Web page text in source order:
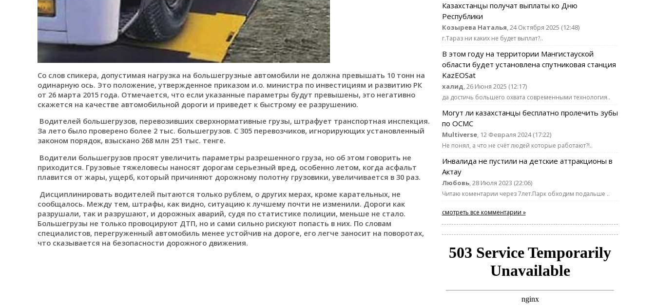
Со слов спикера, допустимая нагрузка на большегрузные автомобили не должна превышать 10 тонн на
одинарную ось. Это положение, утвержденное приказом и.о. министра по инвестициям и развитию РК
от 26 марта 2015 года. Отмечается, что если указанные параметры будут превышены, это негативно
скажется на качестве автомобильной дороги и приведет к быстрому ее разрушению.
Водителей большегрузов, перевозивших сверхнормативные грузы, штрафует транспортная инспекция.
За лето было проверено более 2 тыс. большегрузов. С 305 перевозчиков, игнорирующих установленный
законом порядок, взыскано 268 млн 251 тыс. тенге.
Водители большегрузов просят увеличить параметры разрешенного груза, но об этом говорить не
приходится. Грузовые тяжеловесы наносят дорогам серьезный вред, особенно летом, когда асфальт
плавится от жары, ущерб, который причиняют дорожному полотну грузовики, увеличивается в 30 раз.
Дисциплинировать водителей пытаются только рублем, о других мерах, кроме карательных, не
сообщалось. Между тем, штрафы, как видно, ситуацию к лучшему почти не изменили. Дороги как
разрушали, так и разрушают, и дорожных аварий, судя по статистике полиции, меньше не стало.
Большегрузы не только провоцируют ДТП, но и сами сильно рискуют попасть в них. По словам
специалистов, перегруженный автомобиль менее устойчив на дороге, его легче заносит на поворотах,
что сказывается на безопасности дорожного движения.
Казахстанцы получат выплаты ко Дню
Республики
Козырева Наталья, 24 Октября 2025 (12:48)
г.Тараз ни каких не будет выплат?..
В этом году на территории Мангистауской
области будет установлена спутниковая станция
KazEOSat
халид, 26 Июня 2025 (12:17)
да достичь большего охвата современными технология..
Могут ли казахстанцы бесплатно пролечить зубы
по ОСМС
Multiverse, 12 Февраля 2024 (17:22)
Не понял, а что не счёт людей которые работают?!..
Инвалида не пустили на детские аттракционы в
Актау
Любовь, 28 Июля 2023 (22:06)
Читаю коментарии через 7лет.Парк обходим подальше ..
смотреть все комментарии »